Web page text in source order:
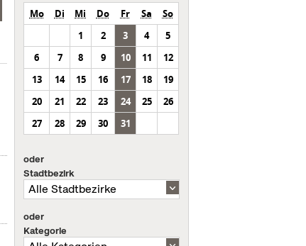
Mo Di Mi Do Fr Sa
So
1
2 3 4
5
6
7 8 9 10 11
12
13
14 15 16 17 18
19
20
21 22 23 24 25
26
27
28 29 30 31
oder
Stadtbezirk
oder
Kategorie